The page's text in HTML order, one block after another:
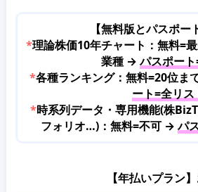
【無料版とパスポー
*理論株価10年チャート：無料=
業種 →パスポー
*各種ランキング：無料=20位
ート=全リス
*時系列データ・専用機能(株
フォリオ…)：無料=不可 →パ
【年払いプラン